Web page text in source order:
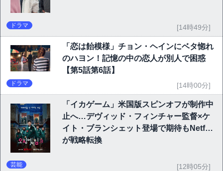
ドラマ [14時49分]
「恋は飴模様」チョン・ヘインにベタ惚れ
のハヨン！記憶の中の恋人が別人で困惑
【第5話第6話】
ドラマ [14時00分]
「イカゲーム」米国版スピンオフが制作中
止へ…デヴィッド・フィンチャー監督×ケ
イト・ブランシェット登場で期待もNetflix
が戦略転換
芸能 [12時05分]